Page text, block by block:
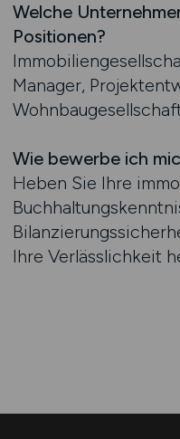
Welche
Positionen?
Manager,
Wie bewerbe ich
Heben Sie Ihre
Ihre Verlässlichkeit